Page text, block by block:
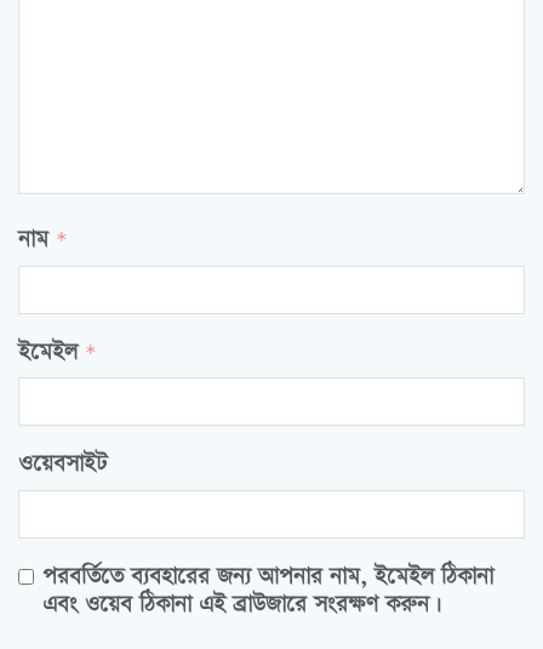
নাম *
ইমেইল *
ওয়েবসাইট
পরবর্তিতে ব্যবহারের জন্য আপনার নাম, ইমেইল ঠিকানা
এবং ওয়েব ঠিকানা এই ব্রাউজারে সংরক্ষণ করুন।